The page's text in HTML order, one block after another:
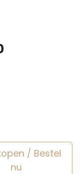
/ Bestel
nu